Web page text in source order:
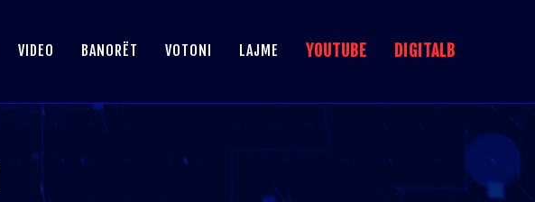
VIDEO BANORËT VOTONI LAJME YOUTUBE DIGITALB